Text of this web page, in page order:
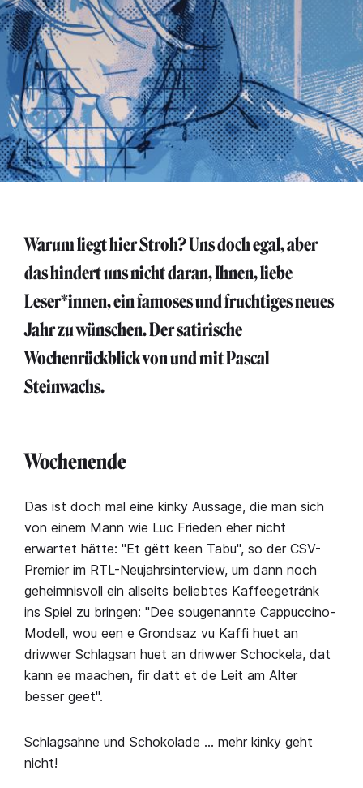
Warum liegt hier Stroh? Uns doch egal, aber
das hindert uns nicht daran, Ihnen, liebe
Leser*innen, ein famoses und fruchtiges neues
Jahr zu wünschen. Der satirische
Wochenrückblick von und mit Pascal
Steinwachs.
Wochenende
Das ist doch mal eine kinky Aussage, die man sich
von einem Mann wie Luc Frieden eher nicht
erwartet hätte: "Et gëtt keen Tabu", so der CSV-
Premier im RTL-Neujahrsinterview, um dann noch
geheimnisvoll ein allseits beliebtes Kaffeegetränk
ins Spiel zu bringen: "Dee sougenannte Cappuccino-
Modell, wou een e Grondsaz vu Kaffi huet an
driwwer Schlagsan huet an driwwer Schockela, dat
kann ee maachen, fir datt et de Leit am Alter
besser geet".
Schlagsahne und Schokolade … mehr kinky geht
nicht!